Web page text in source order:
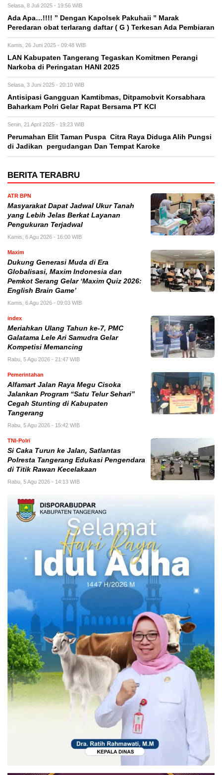
Selasa, 8 Juli 2025 - 19:56 WIB
Ada Apa…!!!! ” Dengan Kapolsek Pakuhaii ” Marak
Peredaran obat terlarang daftar ( G ) Terkesan Ada Pembiaran
Kamis, 26 Juni 2025 - 09:48 WIB
LAN Kabupaten Tangerang Tegaskan Komitmen Perangi
Narkoba di Peringatan HANI 2025
Selasa, 3 Juni 2025 - 20:10 WIB
Antisipasi Gangguan Kamtibmas, Ditpamobvit Korsabhara
Baharkam Polri Gelar Rapat Bersama PT KCI
Senin, 21 April 2025 - 19:23 WIB
Perumahan Elit Taman Puspa Citra Raya Diduga Alih Pungsi
di Jadikan pergudangan Dan Tempat Karoke
BERITA TERABRU
ATR BPN
Masyarakat Dapat Jadwal Ukur Tanah
yang Lebih Jelas Berkat Layanan
Pengukuran Terjadwal
Kamis, 6 Agu 2026 - 16:00 WIB
Maxim
Dukung Generasi Muda di Era
Globalisasi, Maxim Indonesia dan
Pemkot Serang Gelar ‘Maxim Quiz 2026:
English Brain Game’
Kamis, 6 Agu 2026 - 09:03 WIB
index
Meriahkan Ulang Tahun ke-7, PMC
Galatama Lele Ari Samudra Gelar
Kompetisi Memancing
Rabu, 5 Agu 2026 - 21:47 WIB
Pemerintahan
Alfamart Jalan Raya Megu Cisoka
Jalankan Program “Satu Telur Sehari”
Cegah Stunting di Kabupaten
Tangerang
Rabu, 5 Agu 2026 - 15:42 WIB
TNI-Polri
Si Caka Turun ke Jalan, Satlantas
Polresta Tangerang Edukasi Pengendara
di Titik Rawan Kecelakaan
Rabu, 5 Agu 2026 - 14:13 WIB